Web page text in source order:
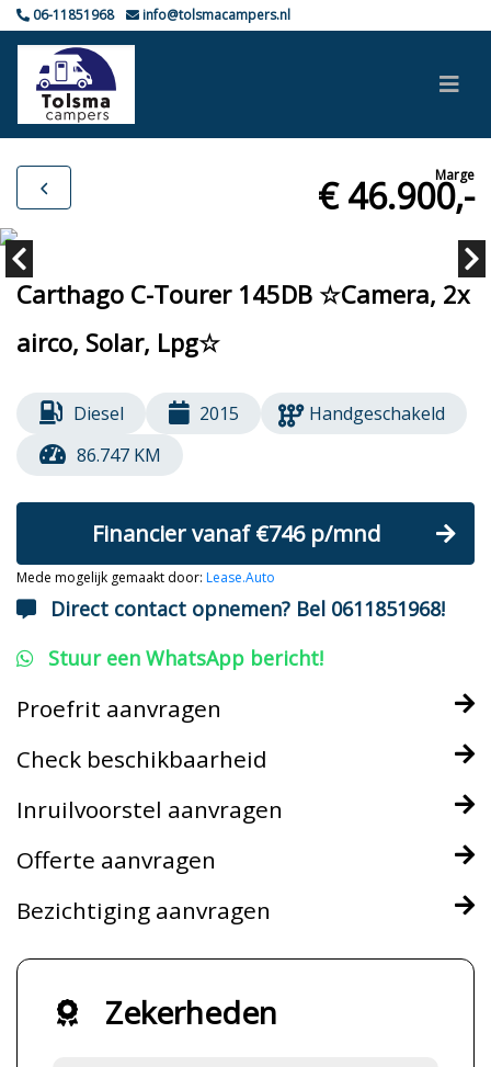
06-11851968 info@tolsmacampers.nl
Marge
€ 46.900,-
Carthago C-Tourer 145DB ☆Camera, 2x
airco, Solar, Lpg☆
Diesel 2015
Handgeschakeld
86.747 KM
Financier vanaf €746 p/mnd
Mede mogelijk gemaakt door: Lease.Auto
Direct contact opnemen? Bel 0611851968!
Stuur een WhatsApp bericht!
Proefrit aanvragen
Check beschikbaarheid
Inruilvoorstel aanvragen
Offerte aanvragen
Bezichtiging aanvragen
Zekerheden